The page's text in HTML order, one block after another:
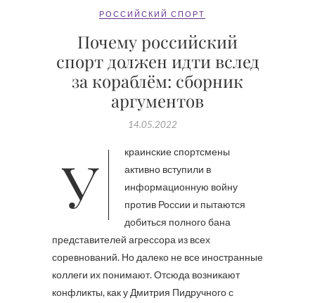
РОССИЙСКИЙ СПОРТ
Почему российский
спорт должен идти вслед
за кораблём: сборник
аргументов
14.05.2022
Украинские спортсмены
активно вступили в
информационную войну
против России и пытаются
добиться полного бана
представителей агрессора из всех
соревнований. Но далеко не все иностранные
коллеги их понимают. Отсюда возникают
конфликты, как у Дмитрия Пидручного с